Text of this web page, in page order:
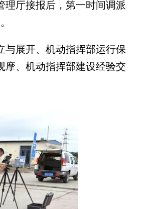
理厅接报后，第一时间调派
展开、机动指挥部运行保
摩、机动指挥部建设经验交